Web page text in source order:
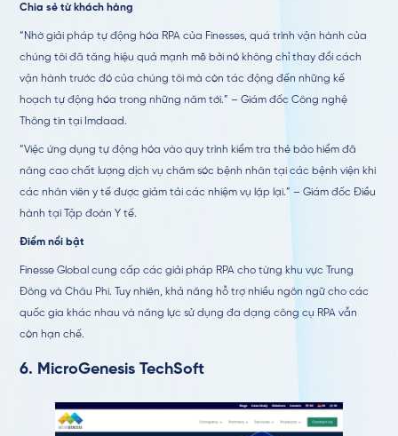
Chia sẻ từ khách hàng
“Nhờ giải pháp tự động hóa RPA của Finesses, quá trình vận hành của
chúng tôi đã tăng hiệu quả mạnh mẽ bởi nó không chỉ thay đổi cách
vận hành trước đó của chúng tôi mà còn tác động đến những kế
hoạch tự động hóa trong những năm tới.” – Giám đốc Công nghệ
Thông tin tại Imdaad.
“Việc ứng dụng tự động hóa vào quy trình kiểm tra thẻ bảo hiểm đã
nâng cao chất lượng dịch vụ chăm sóc bệnh nhân tại các bệnh viện khi
các nhân viên y tế được giảm tải các nhiệm vụ lặp lại.” – Giám đốc Điều
hành tại Tập đoàn Y tế.
Điểm nổi bật
Finesse Global cung cấp các giải pháp RPA cho từng khu vực Trung
Đông và Châu Phi. Tuy nhiên, khả năng hỗ trợ nhiều ngôn ngữ cho các
quốc gia khác nhau và năng lực sử dụng đa dạng công cụ RPA vẫn
còn hạn chế.
6. MicroGenesis TechSoft